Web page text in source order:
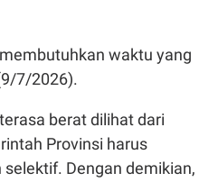
waktu yang
7/2026).
berat dilihat dari
Provinsi harus
Dengan demikian,